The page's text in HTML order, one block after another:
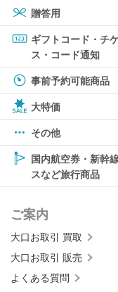
贈答用
ギフトコード・チ
ス・コード通知
事前予約可能商品
大特価
その他
国内航空券・新幹
スなど旅行商品
ご案内
大口お取引 買取
大口お取引 販売
よくある質問